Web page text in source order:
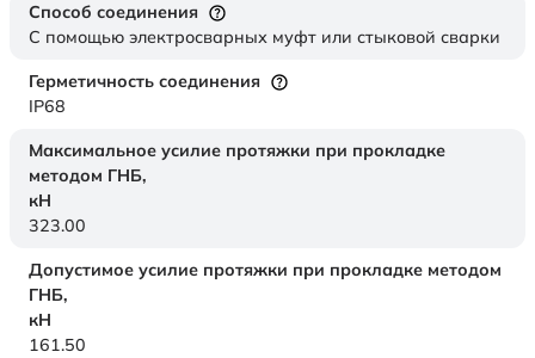
Способ соединения
С помощью электросварных муфт или стыковой сварки
Герметичность соединения
IP68
Максимальное усилие протяжки при прокладке
методом ГНБ,
кН
323.00
Допустимое усилие протяжки при прокладке методом
ГНБ,
кН
161.50